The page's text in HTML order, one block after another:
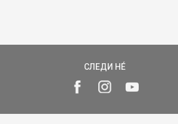
СЛЕДИ НÉ